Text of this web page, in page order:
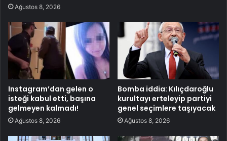
Ağustos 8, 2026
Instagram’dan gelen o
isteği kabul etti, başına
gelmeyen kalmadı!
Ağustos 8, 2026
Bomba iddia: Kılıçdaroğlu
kurultayı erteleyip partiyi
genel seçimlere taşıyacak
Ağustos 8, 2026